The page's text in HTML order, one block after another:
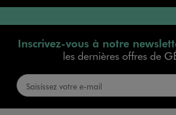
Inscrivez-vous à notre
les dernières offres de